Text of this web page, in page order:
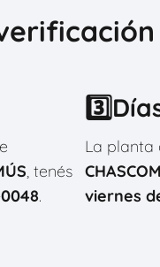
, tenés
.
La planta
viernes